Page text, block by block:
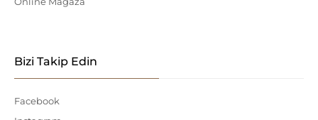
Bizi Takip Edin
Facebook